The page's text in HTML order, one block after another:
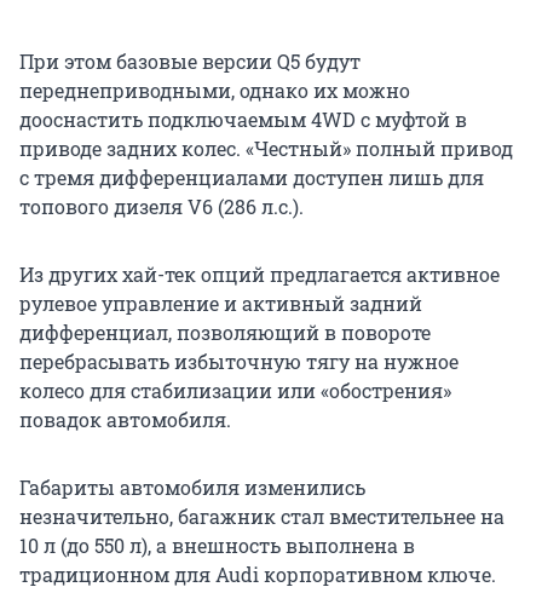
При этом базовые версии Q5 будут
переднеприводными, однако их можно
дооснастить подключаемым 4WD с муфтой в
приводе задних колес. «Честный» полный привод
с тремя дифференциалами доступен лишь для
топового дизеля V6 (286 л.с.).
Из других хай-тек опций предлагается активное
рулевое управление и активный задний
дифференциал, позволяющий в повороте
перебрасывать избыточную тягу на нужное
колесо для стабилизации или «обострения»
повадок автомобиля.
Габариты автомобиля изменились
незначительно, багажник стал вместительнее на
10 л (до 550 л), а внешность выполнена в
традиционном для Audi корпоративном ключе.